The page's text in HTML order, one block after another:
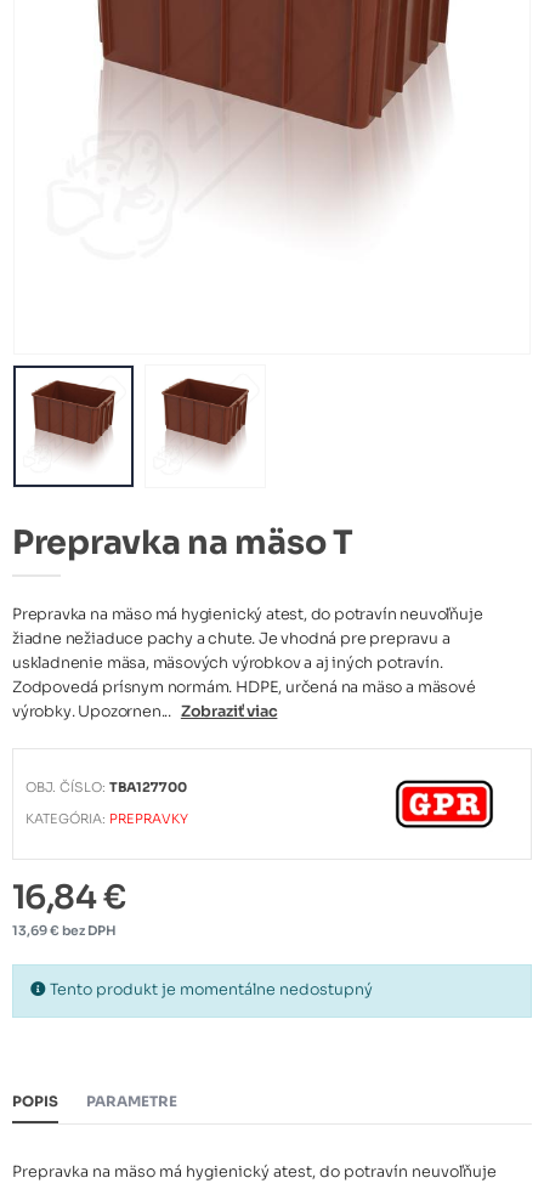
Prepravka na mäso T
Prepravka na mäso má hygienický atest, do potravín neuvoľňuje
žiadne nežiaduce pachy a chute. Je vhodná pre prepravu a
uskladnenie mäsa, mäsových výrobkov a aj iných potravín.
Zodpovedá prísnym normám. HDPE, určená na mäso a mäsové
výrobky. Upozornen... Zobraziť viac
OBJ. ČÍSLO:TBA127700
KATEGÓRIA: PREPRAVKY
16,84 €
13,69 € bez DPH
Tento produkt je momentálne nedostupný
POPIS PARAMETRE
Prepravka na mäso má hygienický atest, do potravín neuvoľňuje